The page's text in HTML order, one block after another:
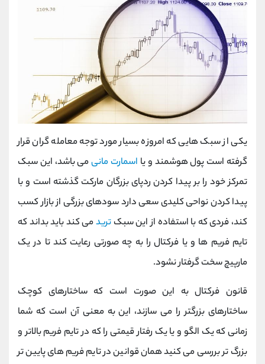
یکی از سبک هایی که امروزه بسیار مورد توجه معامله گران قرار
گرفته است پول هوشمند و یا اسمارت مانیمی باشد، این سبک
تمرکز خود را بر پیدا کردن ردپای بزرگان مارکت گذشته است و با
پیدا کردن نواحی کلیدی سعی دارد سودهای بزرگی از بازار کسب
کند، فردی که با استفاده از این سبک تریدمی کند باید بداند که
تایم فریم ها و یا فرکتال را به چه صورتی رعایت کند تا در یک
مارپیچ سخت گرفتار نشود.
قانون فرکتال به این صورت است که ساختارهای کوچک
ساختارهای بزرگتر را می سازند، این به معنی آن است که شما
زمانی که یک الگو و یا یک رفتار قیمتی را که در تایم فریم بالاتر و
بزرگ تر بررسی می کنید همان قوانین در تایم فریم های پایین تر